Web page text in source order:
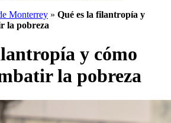
Monterrey » Qué es la filantropía y
la pobreza
y cómo
la pobreza